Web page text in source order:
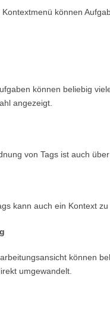
Kontextmenü können
können beliebig
angezeigt.
von Tags ist auch
kann auch ein Kontext
können
umgewandelt.